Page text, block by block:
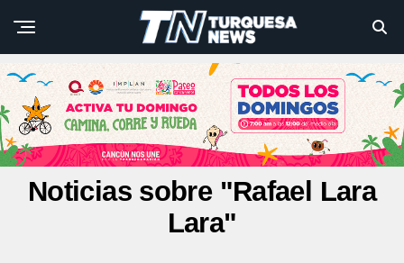
Noticias sobre "Rafael Lara
Lara"